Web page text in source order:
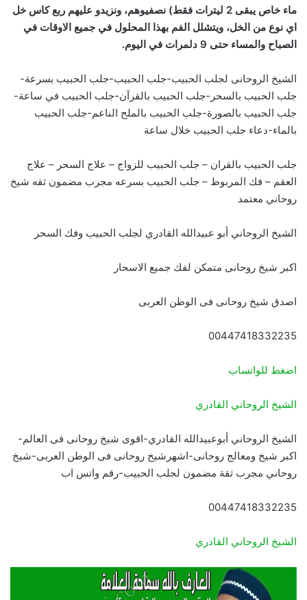
ماء خاص يبقى 2 ليترات فقط) نصفيوهم، ونزيدو عليهم ربع كاس خل
اي نوع من الخل، ويتشلل الفم بهذا المحلول في جميع الاوقات في
الصباح والمساء حتى 9 دلمرات في اليوم.
الشيخ الروحانى لجلب الحبيب-جلب الحبيب-جلب الحبيب بسرعة-
جلب الحبيب بالسحر-جلب الحبيب بالقرآن-جلب الحبيب في ساعة-
جلب الحبيب بالصورة-جلب الحبيب بالملح الناعم-جلب الحبيب
بالماء-دعاء جلب الحبيب خلال ساعة
جلب الحبيب بالقران – جلب الحبيب للزواج – علاج السحر – علاج
العقم – فك المربوط – جلب الحبيب بسرعه مجرب مضمون ثقه شيخ
روحاني معتمد
الشيخ الروحاني أبو عبيدالله القادري لجلب الحبيب وفك السحر
اكبر شيخ روحانى متمكن لفك جميع الاسحار
اصدق شيخ روحانى فى الوطن العربى
00447418332235
اضغط للواتساب
الشيخ الروحاني القادري
الشيخ الروحاني أبوعبيدالله القادري-اقوى شيخ روحانى فى العالم-
اكبر شيخ ومعالج روحانى-اشهرشيخ روحانى فى الوطن العربى-شيخ
روحاني مجرب ثقة مضمون لجلب الحبيب-رقم واتس اب
00447418332235
الشيخ الروحاني القادري